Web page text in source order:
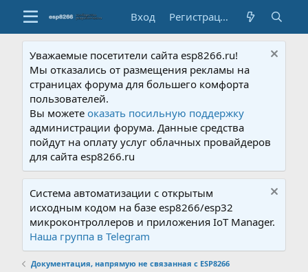
Вход Регистрация
Уважаемые посетители сайта esp8266.ru!
Мы отказались от размещения рекламы на
страницах форума для большего комфорта
пользователей.
Вы можетеоказать посильную поддержку
администрации форума. Данные средства
пойдут на оплату услуг облачных провайдеров
для сайта esp8266.ru
Система автоматизации с открытым
исходным кодом на базе esp8266/esp32
микроконтроллеров и приложения IoT Manager.
Наша группа в Telegram
Документация, напрямую не связанная с ESP8266